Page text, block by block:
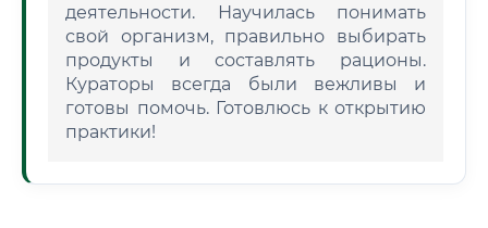
деятельности. Научилась понимать
свой организм, правильно выбирать
продукты и составлять рационы.
Кураторы всегда были вежливы и
готовы помочь. Готовлюсь к открытию
практики!